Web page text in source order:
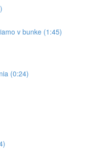
v bunke (1:45)
(0:24)